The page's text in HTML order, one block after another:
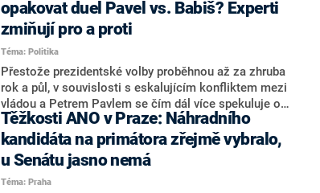
rozhovoru pro CNN Prima NEWS si nebrala servítky
ohledně politického výkonu svého nástupce Jeronýma
Tejce (za ANO) či vládní zmocněnkyně pro lidská
práva Taťány Malé (ANO). Označením „svoloč“ na
adresu vlády prý byla ještě hodná. Decroix se také
vrátila k volební porážce koalice Spolu či promluvila o
hnutí Naše Česko Martina Kuby.
opakovat duel Pavel vs. Babiš? Experti
zmiňují pro a proti
Téma: Politika
Přestože prezidentské volby proběhnou až za zhruba
rok a půl, v souvislosti s eskalujícím konfliktem mezi
vládou a Petrem Pavlem se čím dál více spekuluje o
tom, koho by do bitvy o Hrad mohla vyslat současná
koalice. Někteří političtí komentátoři znovu vytahují
jméno premiéra Andreje Babiše (ANO). Jak moc je
pravděpodobné, že se v prezidentských volbách 2028
bude znovu opakovat souboj z roku 2023?
Těžkosti ANO v Praze: Náhradního
kandidáta na primátora zřejmě vybralo,
u Senátu jasno nemá
Téma: Praha